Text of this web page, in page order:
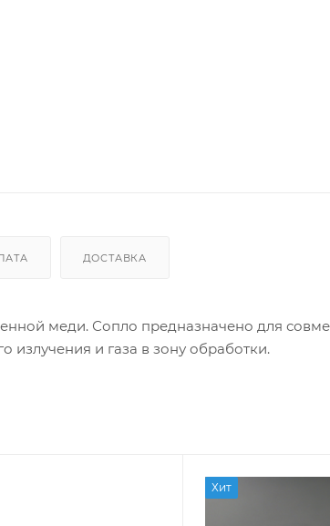
ДОСТАВКА
меди. Сопло предназначено для
излучения и газа в зону обработки.
Хит